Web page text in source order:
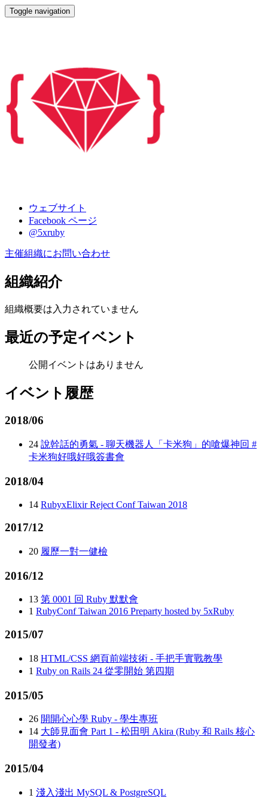
Toggle navigation
ウェブサイト
Facebook ページ
@5xruby
主催組織にお問い合わせ
組織紹介
組織概要は入力されていません
最近の予定イベント
公開イベントはありません
イベント履歴
2018/06
24 說幹話的勇氣 - 聊天機器人「卡米狗」的嗆爆神回 #
卡米狗好哦好哦簽書會
2018/04
14 RubyxElixir Reject Conf Taiwan 2018
2017/12
20 履歷一對一健檢
2016/12
13 第 0001 回 Ruby 默默會
1 RubyConf Taiwan 2016 Preparty hosted by 5xRuby
2015/07
18 HTML/CSS 網頁前端技術 - 手把手實戰教學
1 Ruby on Rails 24 從零開始 第四期
2015/05
26 開開心心學 Ruby - 學生專班
14 大師見面會 Part 1 - 松田明 Akira (Ruby 和 Rails 核心
開發者)
2015/04
1 淺入淺出 MySQL & PostgreSQL